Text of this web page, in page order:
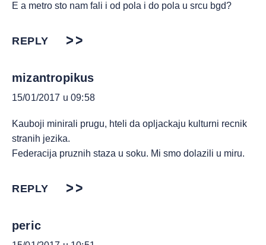
E a metro sto nam fali i od pola i do pola u srcu bgd?
REPLY
mizantropikus
15/01/2017 u 09:58
Kauboji minirali prugu, hteli da opljackaju kulturni recnik
stranih jezika.
Federacija pruznih staza u soku. Mi smo dolazili u miru.
REPLY
peric